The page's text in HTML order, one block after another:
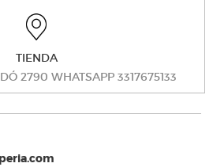
TIENDA
2790 WHATSAPP 3317675133